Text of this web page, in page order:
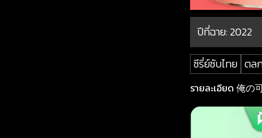
ปีที่ฉาย:2022
ซีรี่ย์ซับไทย ตล
รายละเอียด 俺の